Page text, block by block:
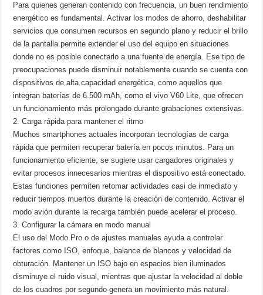
Para quienes generan contenido con frecuencia, un buen rendimiento
energético es fundamental. Activar los modos de ahorro, deshabilitar
servicios que consumen recursos en segundo plano y reducir el brillo
de la pantalla permite extender el uso del equipo en situaciones
donde no es posible conectarlo a una fuente de energía. Ese tipo de
preocupaciones puede disminuir notablemente cuando se cuenta con
dispositivos de alta capacidad energética, como aquellos que
integran baterías de 6.500 mAh, como el vivo V60 Lite, que ofrecen
un funcionamiento más prolongado durante grabaciones extensivas.
2. Carga rápida para mantener el ritmo
Muchos smartphones actuales incorporan tecnologías de carga
rápida que permiten recuperar batería en pocos minutos. Para un
funcionamiento eficiente, se sugiere usar cargadores originales y
evitar procesos innecesarios mientras el dispositivo está conectado.
Estas funciones permiten retomar actividades casi de inmediato y
reducir tiempos muertos durante la creación de contenido. Activar el
modo avión durante la recarga también puede acelerar el proceso.
3. Configurar la cámara en modo manual
El uso del Modo Pro o de ajustes manuales ayuda a controlar
factores como ISO, enfoque, balance de blancos y velocidad de
obturación. Mantener un ISO bajo en espacios bien iluminados
disminuye el ruido visual, mientras que ajustar la velocidad al doble
de los cuadros por segundo genera un movimiento más natural.